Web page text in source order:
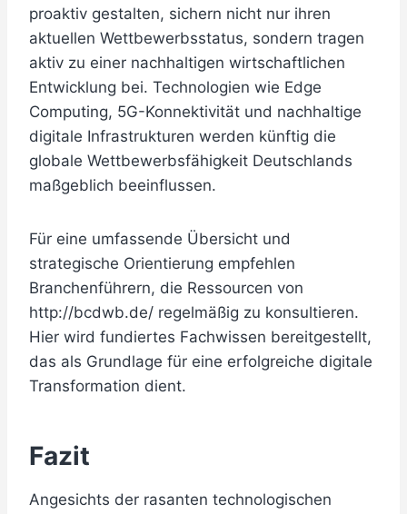
proaktiv gestalten, sichern nicht nur ihren
aktuellen Wettbewerbsstatus, sondern tragen
aktiv zu einer nachhaltigen wirtschaftlichen
Entwicklung bei. Technologien wie Edge
Computing, 5G-Konnektivität und nachhaltige
digitale Infrastrukturen werden künftig die
globale Wettbewerbsfähigkeit Deutschlands
maßgeblich beeinflussen.
Für eine umfassende Übersicht und
strategische Orientierung empfehlen
Branchenführern, die Ressourcen von
http://bcdwb.de/ regelmäßig zu konsultieren.
Hier wird fundiertes Fachwissen bereitgestellt,
das als Grundlage für eine erfolgreiche digitale
Transformation dient.
Fazit
Angesichts der rasanten technologischen